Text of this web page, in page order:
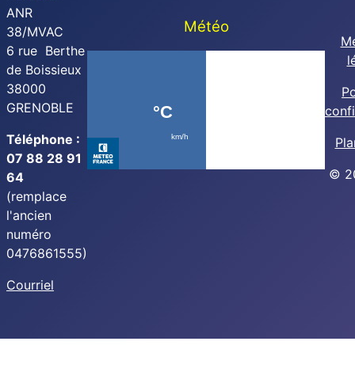
ANR
38/MVAC
6 rue Berthe
de Boissieux
38000
GRENOBLE
Téléphone :
07 88 28 91
64
(remplace
l'ancien
numéro
0476861555)
Courriel
Météo
©